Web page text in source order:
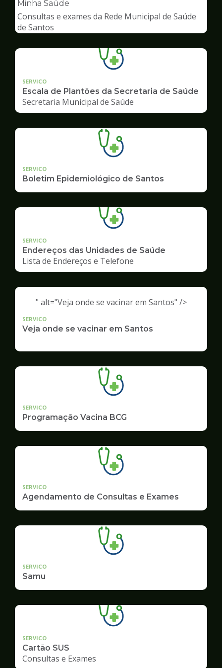
de
Saúde
Minha Saúde
Consultas e exames da Rede Municipal de Saúde
de Santos
SERVICO
Escala de Plantões da Secretaria de Saúde
Secretaria Municipal de Saúde
SERVICO
Boletim Epidemiológico de Santos
SERVICO
Endereços das Unidades de Saúde
Lista de Endereços e Telefone
" alt="Veja onde se vacinar em Santos" />
SERVICO
Veja onde se vacinar em Santos
SERVICO
Programação Vacina BCG
SERVICO
Agendamento de Consultas e Exames
SERVICO
Samu
SERVICO
Cartão SUS
Consultas e Exames